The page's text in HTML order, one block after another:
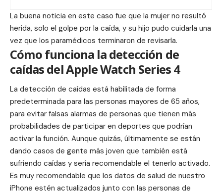
La buena noticia en este caso fue que la mujer no resultó
herida, solo el golpe por la caída, y su hijo pudo cuidarla una
vez que los paramédicos terminaron de revisarla.
Cómo funciona la detección de
caídas del Apple Watch Series 4
La detección de caídas está habilitada de forma
predeterminada para las personas mayores de 65 años,
para evitar falsas alarmas de personas que tienen más
probabilidades de participar en deportes que podrían
activar la función. Aunque quizás, últimamente se están
dando casos de gente más joven que también está
sufriendo caídas y sería recomendable el tenerlo activado.
Es muy recomendable que los datos de salud de nuestro
iPhone estén actualizados junto con las personas de